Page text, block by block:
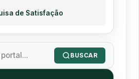
de Satisfação
BUSCAR